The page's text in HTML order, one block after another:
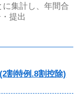
集計し、年間合
提出
割特例.8割控除)